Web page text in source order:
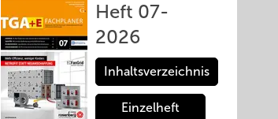
Heft 07-
2026
Inhaltsverzeichnis
Einzelheft